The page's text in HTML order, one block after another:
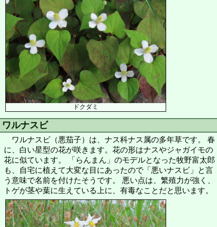
ドクダミ
ワルナスビ
ワルナスビ（悪茄子）は、ナス科ナス属の多年草です。 春
に、白い星型の花が咲きます。花の形はナスやジャガイモの
花に似ています。 「らんまん」のモデルとなった牧野富太郎
も、自宅に植えて大変な目にあったので「悪いナスビ」と言
う意味で名前を付けたそうです。 悪い点は、繁殖力が強く、
トゲが茎や葉に生えている上に、有毒なことだと思います。